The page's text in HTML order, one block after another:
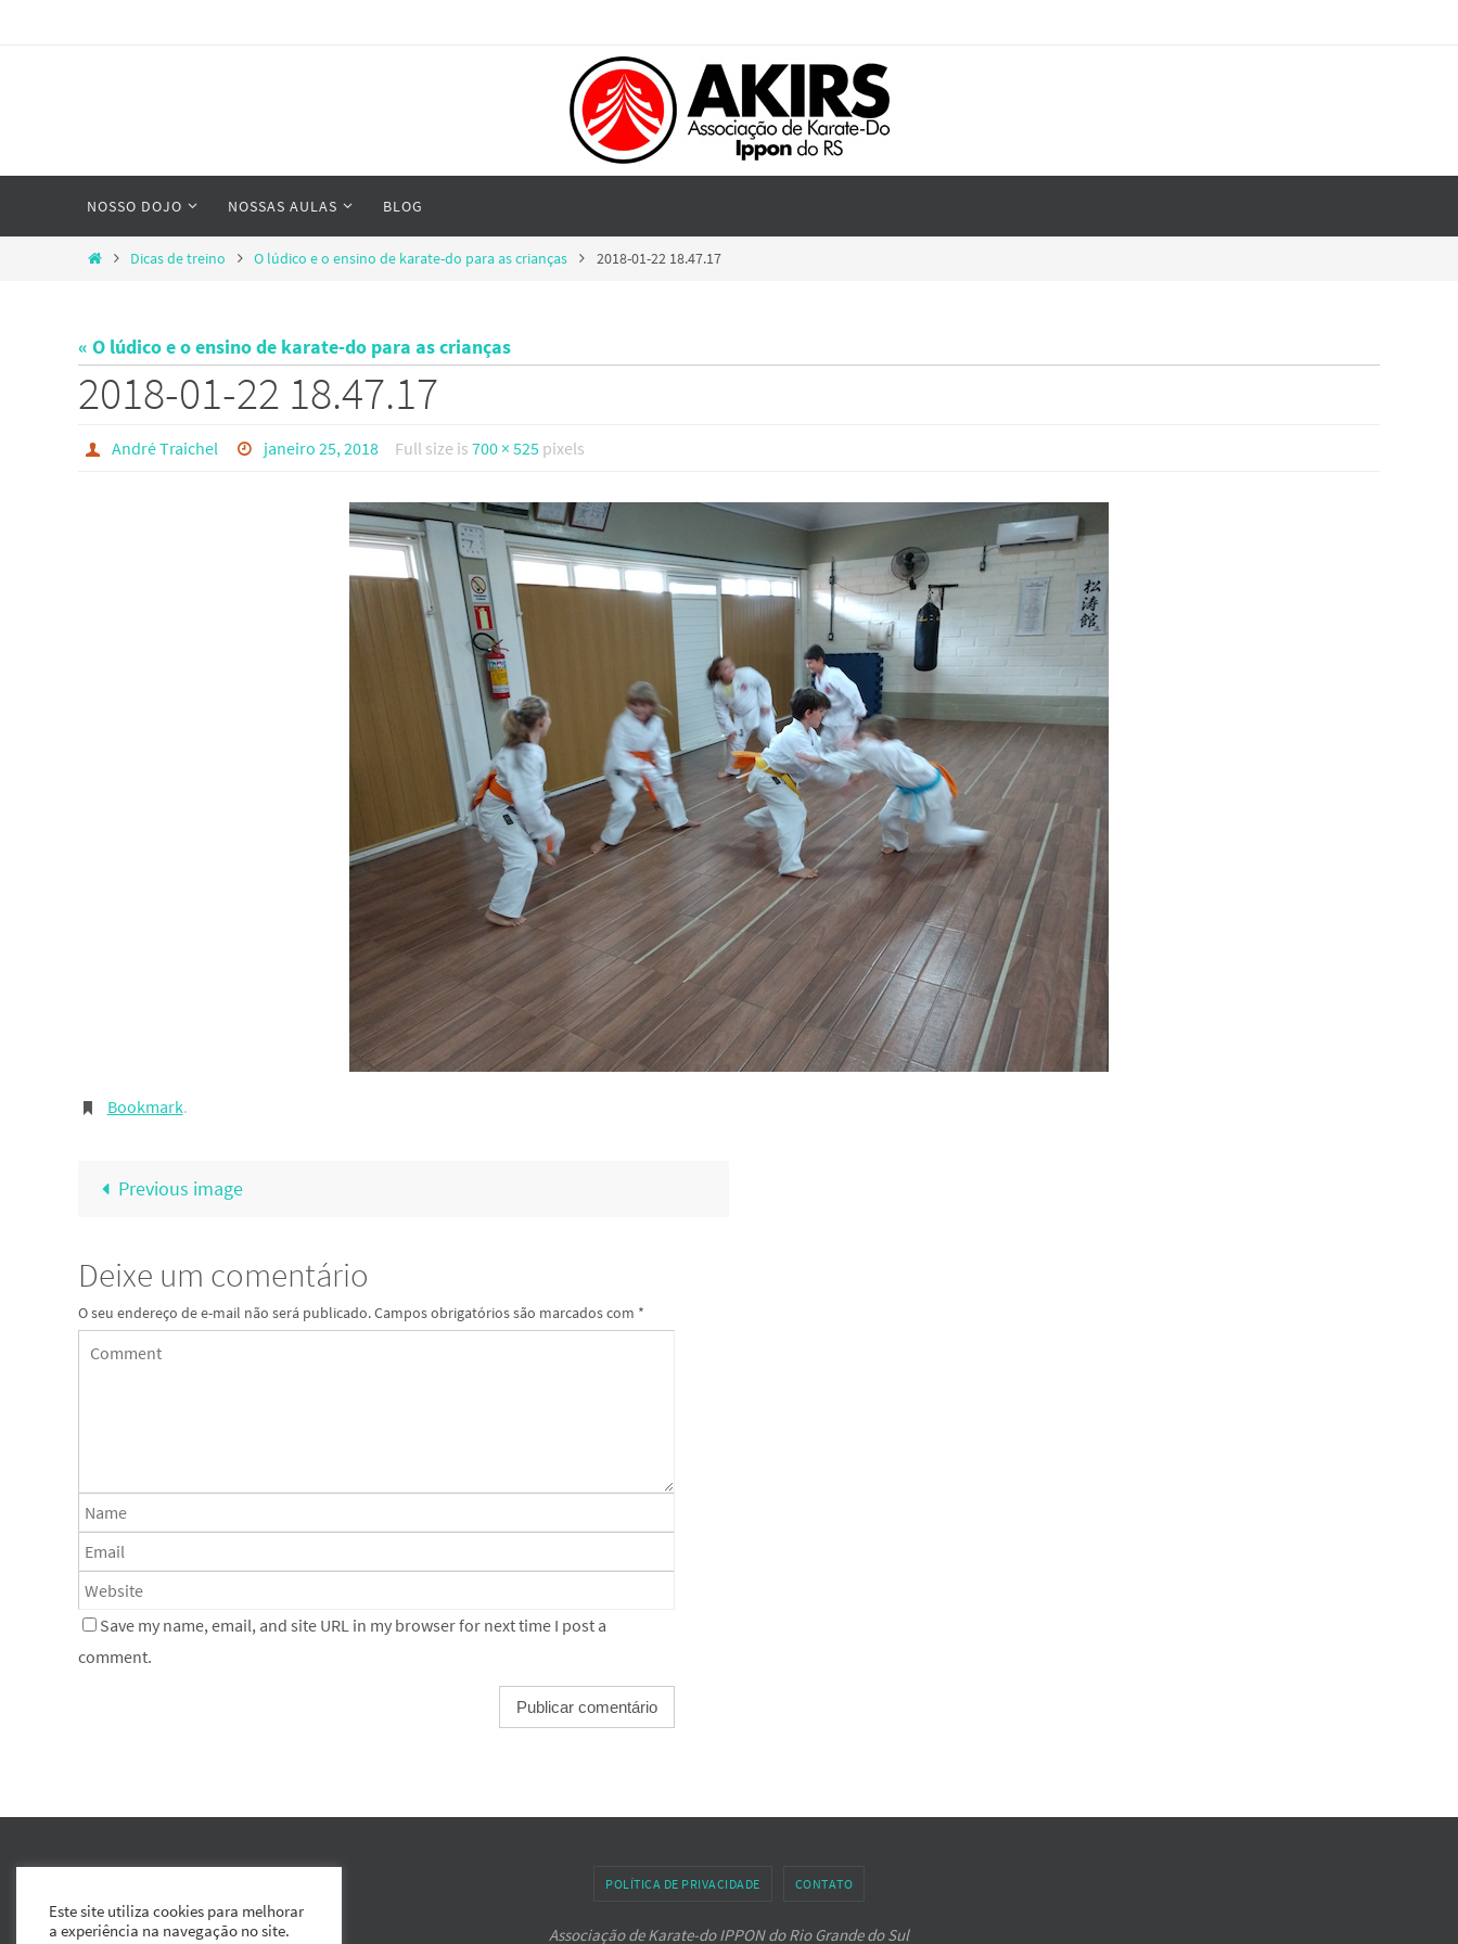
content
NOSSO DOJO NOSSAS AULAS BLOG
HomeDicas de treino O lúdico e o ensino de karate-do para as crianças 2018-01-22 18.47.17
« O lúdico e o ensino de karate-do para as crianças
2018-01-22 18.47.17
André Traichel janeiro 25, 2018 Full size is700 × 525 pixels
Bookmark.
Previous image
Deixe um comentário
O seu endereço de e-mail não será publicado.Campos obrigatórios são marcados com *
Save my name, email, and site URL in my browser for next time I post a
comment.
POLÍTICA DE PRIVACIDADE CONTATO
Associação de Karate-do IPPON do Rio Grande do Sul
Este site utiliza cookies para melhorar
a experiência na navegação no site.